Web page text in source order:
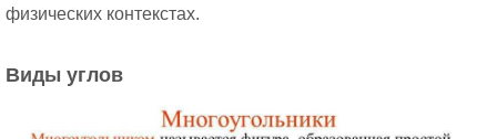
физических контекстах.
Виды углов